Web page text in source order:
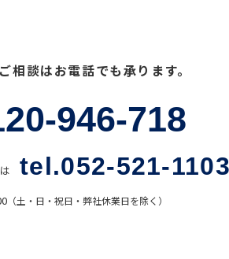
相談はお電話でも承ります。
946-718
tel.052-521-
（土・日・祝日・弊社休業日を除く）